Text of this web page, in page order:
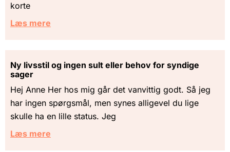
korte
Læs mere
Ny livsstil og ingen sult eller behov for syndige
sager
Hej Anne Her hos mig går det vanvittig godt. Så jeg
har ingen spørgsmål, men synes alligevel du lige
skulle ha en lille status. Jeg
Læs mere